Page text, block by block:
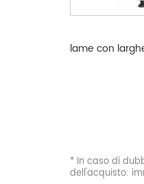
lame con
* In caso di
dell'acquisto: